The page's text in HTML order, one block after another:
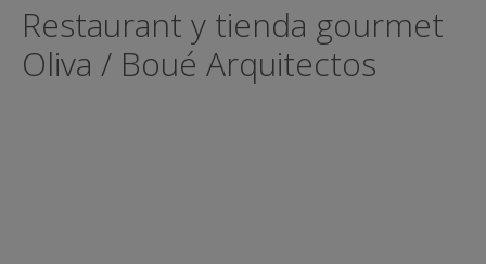
Restaurant y tienda gourmet
Oliva / Boué Arquitectos